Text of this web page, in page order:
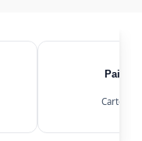
Carte,